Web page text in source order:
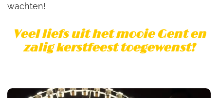
wachten!
Veel liefs uit het mooieGenten
zalig kerstfeest toegewenst!